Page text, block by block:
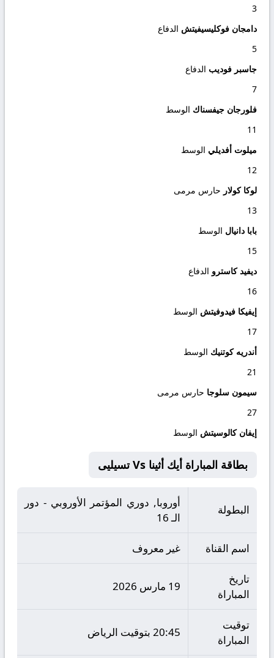
3
دامجان فوكليسيفيتش الدفاع
5
جاسبر فوديب الدفاع
7
فلورجان جيفسناك الوسط
11
ميلوت أفديلي الوسط
12
لوكا كولار حارس مرمى
13
بابا دانيال الوسط
15
ديفيد كاسترو الدفاع
16
إيفيكا فيدوفيتش الوسط
17
أندريه كوتنيك الوسط
21
سيمون سلوجا حارس مرمى
27
إيفان كالوسيتش الوسط
بطاقة المباراة أيك أثينا Vs تسيليى
البطولة
أوروبا, دوري المؤتمر الأوروبي - دور
الـ 16
اسم القناة غير معروف
تاريخ
المباراة
19 مارس 2026
توقيت
المباراة
20:45 بتوقيت الرياض